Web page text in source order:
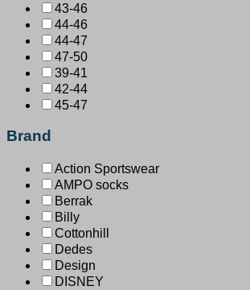
43-46
44-46
44-47
47-50
39-41
42-44
45-47
Brand
Action Sportswear
AMPO socks
Berrak
Billy
Cottonhill
Dedes
Design
DISNEY